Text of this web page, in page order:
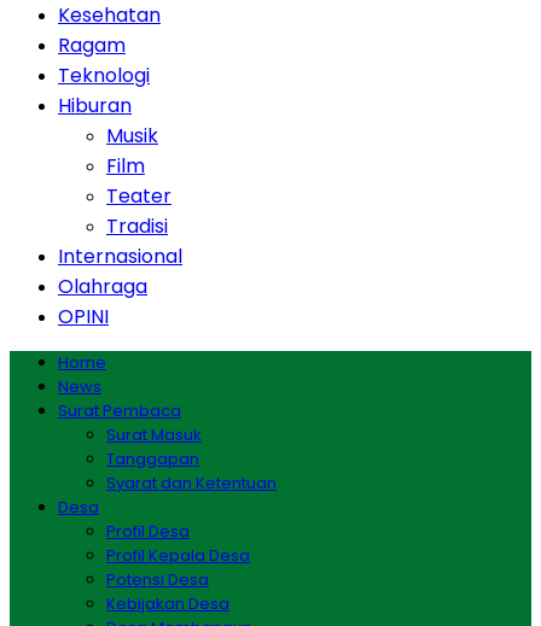
Kesehatan
Ragam
Teknologi
Hiburan
Musik
Film
Teater
Tradisi
Internasional
Olahraga
OPINI
Home
News
Surat Pembaca
Surat Masuk
Tanggapan
Syarat dan Ketentuan
Desa
Profil Desa
Profil Kepala Desa
Potensi Desa
Kebijakan Desa